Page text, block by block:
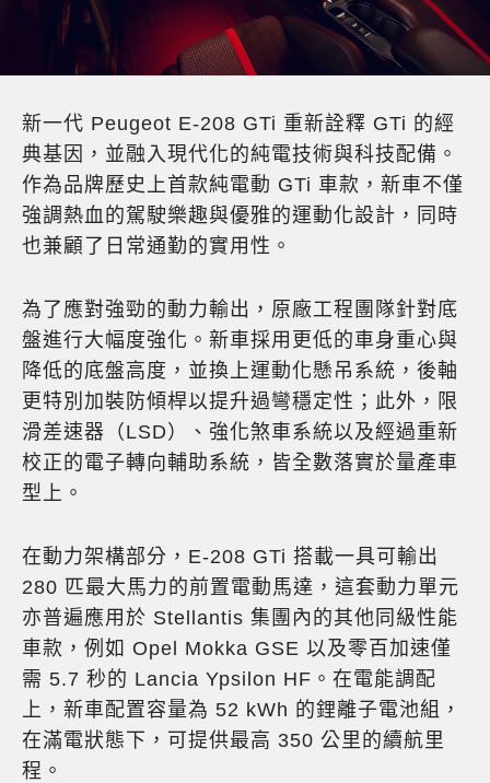
新一代 Peugeot E-208 GTi 重新詮釋 GTi 的經
典基因，並融入現代化的純電技術與科技配備。
作為品牌歷史上首款純電動 GTi 車款，新車不僅
強調熱血的駕駛樂趣與優雅的運動化設計，同時
也兼顧了日常通勤的實用性。
為了應對強勁的動力輸出，原廠工程團隊針對底
盤進行大幅度強化。新車採用更低的車身重心與
降低的底盤高度，並換上運動化懸吊系統，後軸
更特別加裝防傾桿以提升過彎穩定性；此外，限
滑差速器（LSD）、強化煞車系統以及經過重新
校正的電子轉向輔助系統，皆全數落實於量產車
型上。
在動力架構部分，E-208 GTi 搭載一具可輸出
280 匹最大馬力的前置電動馬達，這套動力單元
亦普遍應用於 Stellantis 集團內的其他同級性能
車款，例如 Opel Mokka GSE 以及零百加速僅
需 5.7 秒的 Lancia Ypsilon HF。在電能調配
上，新車配置容量為 52 kWh 的鋰離子電池組，
在滿電狀態下，可提供最高 350 公里的續航里
程。